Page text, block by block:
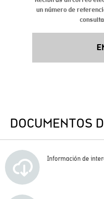
DOCUMENTOS
Información de